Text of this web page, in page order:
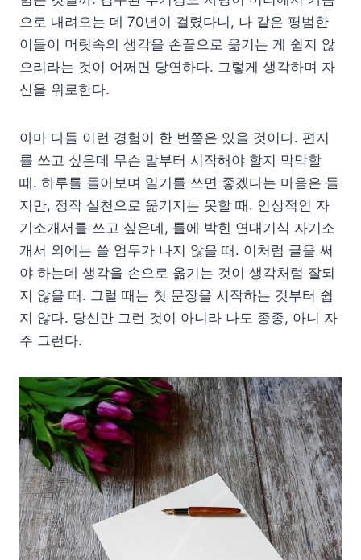
으로 내려오는 데 70년이 걸렸다니, 나 같은 평범한
이들이 머릿속의 생각을 손끝으로 옮기는 게 쉽지 않
으리라는 것이 어쩌면 당연하다. 그렇게 생각하며 자
신을 위로한다.
아마 다들 이런 경험이 한 번쯤은 있을 것이다. 편지
를 쓰고 싶은데 무슨 말부터 시작해야 할지 막막할
때. 하루를 돌아보며 일기를 쓰면 좋겠다는 마음은 들
지만, 정작 실천으로 옮기지는 못할 때. 인상적인 자
기소개서를 쓰고 싶은데, 틀에 박힌 연대기식 자기소
개서 외에는 쓸 엄두가 나지 않을 때. 이처럼 글을 써
야 하는데 생각을 손으로 옮기는 것이 생각처럼 잘되
지 않을 때. 그럴 때는 첫 문장을 시작하는 것부터 쉽
지 않다. 당신만 그런 것이 아니라 나도 종종, 아니 자
주 그런다.